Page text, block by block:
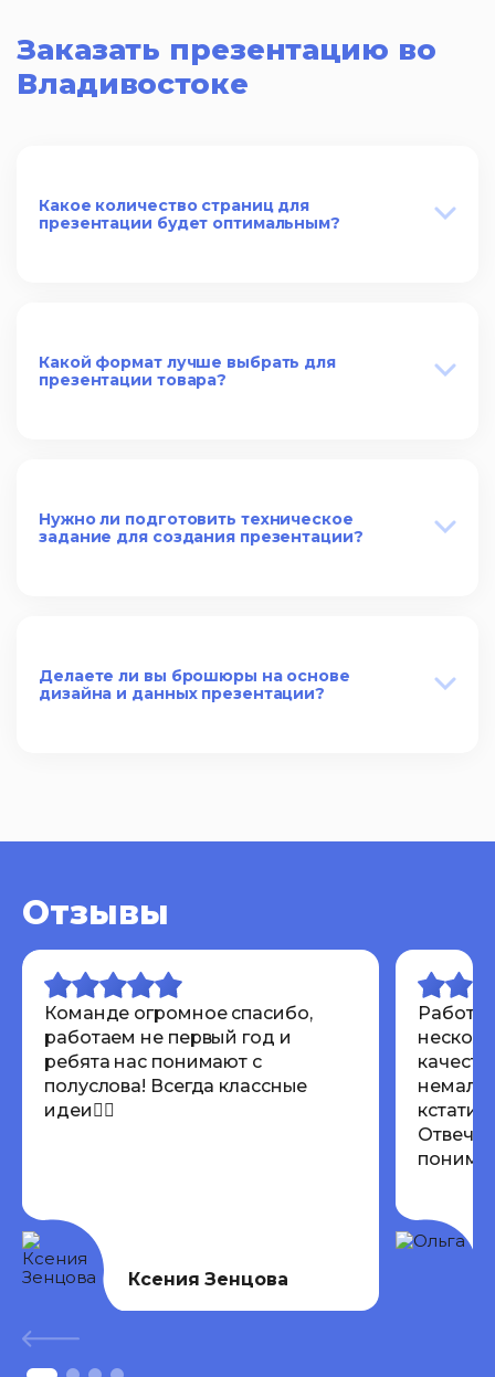
Заказать презентацию во
Владивостоке
Какое количество страниц для
презентации будет оптимальным?
Какой формат лучше выбрать для
презентации товара?
Нужно ли подготовить техническое
задание для создания презентации?
Делаете ли вы брошюры на основе
дизайна и данных презентации?
Отзывы
Команде огромное спасибо,
работаем не первый год и
ребята нас понимают с
полуслова! Всегда классные
идеи👍🏾
Ксения Зенцова
кстати